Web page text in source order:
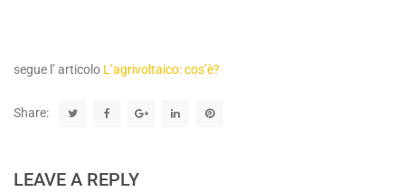
segue l’ articolo L’agrivoltaico: cos’è?
Share:
LEAVE A REPLY